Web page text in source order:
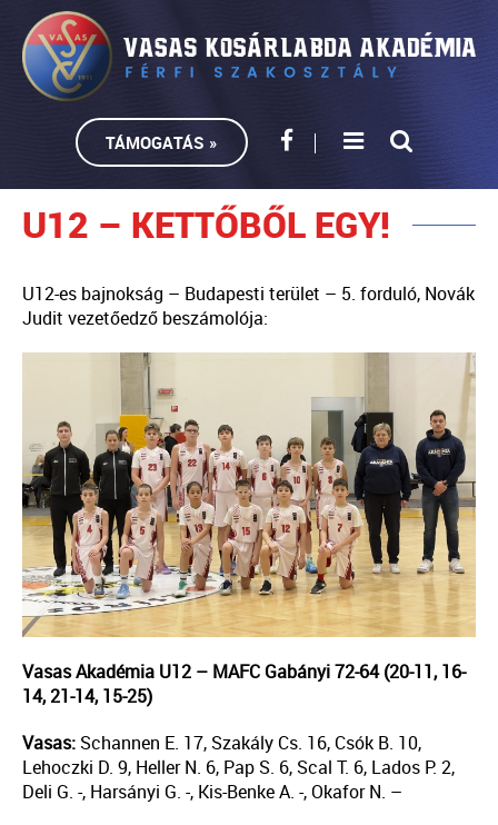
TÁMOGATÁS »
U12 – KETTŐBŐL EGY!
U12-es bajnokság – Budapesti terület – 5. forduló, Novák
Judit vezetőedző beszámolója:
Vasas Akadémia U12 – MAFC Gabányi 72-64 (20-11, 16-
14, 21-14, 15-25)
Vasas: Schannen E. 17, Szakály Cs. 16, Csók B. 10,
Lehoczki D. 9, Heller N. 6, Pap S. 6, Scal T. 6, Lados P. 2,
Deli G. -, Harsányi G. -, Kis-Benke A. -, Okafor N. –